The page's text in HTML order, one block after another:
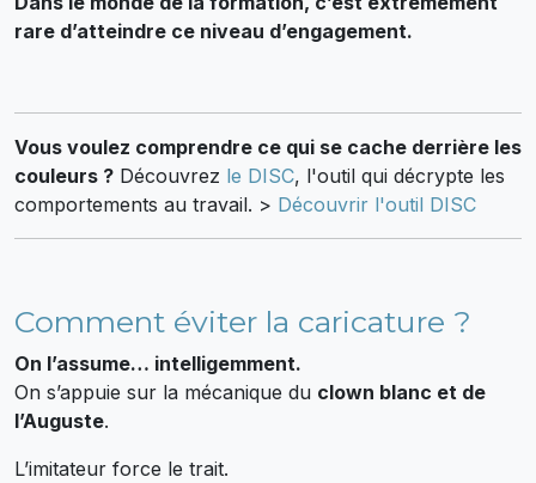
rare d’atteindre ce niveau d’engagement.
Vous voulez comprendre ce qui se cache derrière les
couleurs ? Découvrez le DISC, l'outil qui décrypte les
comportements au travail. > Découvrir l'outil DISC
Comment éviter la caricature ?
On l’assume… intelligemment.
On s’appuie sur la mécanique du clown blanc et de
l’Auguste.
L’imitateur force le trait.